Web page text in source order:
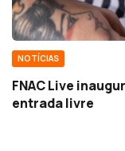
NOTÍCIAS
FNAC Live
entrada livre